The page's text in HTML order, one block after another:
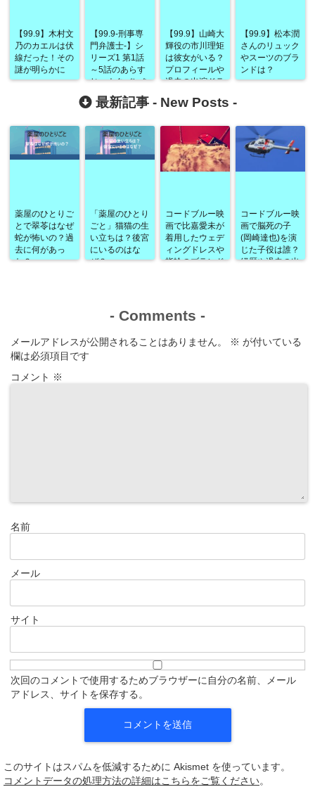
【99.9】木村文
乃のカエルは伏
線だった！その
謎が明らかに
【99.9‐刑事専
門弁護士‐】シ
リーズ1 第1話
～5話のあらす
じ・ネタバレを
おさらい！
2018年冬に向
【99.9】山崎大
輝役の市川理矩
は彼女がいる？
プロフィールや
過去の出演ドラ
【99.9】松本潤
さんのリュック
やスーツのブラ
ンドは？
最新記事 - New Posts -
薬屋のひとりご
とで翠苓はなぜ
蛇が怖いの？過
去に何があっ
た？
「薬屋のひとり
ごと」猫猫の生
い立ちは？後宮
にいるのはな
ぜ？
コードブルー映
画で比嘉愛未が
着用したウェデ
ィングドレスや
指輪のブランド
コードブルー映
画で脳死の子
(岡崎達也)を演
じた子役は誰？
経歴や過去の出
- Comments -
メールアドレスが公開されることはありません。 ※ が付いている
欄は必須項目です
コメント ※
名前
メール
サイト
次回のコメントで使用するためブラウザーに自分の名前、メール
アドレス、サイトを保存する。
このサイトはスパムを低減するために Akismet を使っています。
コメントデータの処理方法の詳細はこちらをご覧ください。